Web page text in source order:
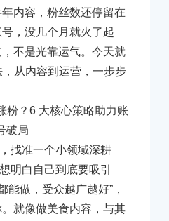
内容，粉丝数还停留在
，没几个月就火了起
不是光靠运气。今天就
从内容到运营，一步步
找准一个小领域深耕
明白自己到底要吸引
能做，受众越广越好”，
就像做美食内容，与其